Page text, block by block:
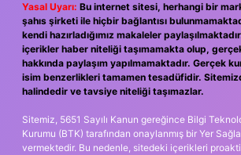
Yasal Uyarı: Bu internet sitesi, herhangi bir
şahıs şirketi ile hiçbir bağlantısı
kendi hazırladığımız makaleler
içerikler haber niteliği taşımamakta olup,
hakkında paylaşım yapılmamaktadır. Gerçek
isim benzerlikleri tamamen tesadüfidir.
halindedir ve tavsiye niteliği taşımazlar.
Sitemiz, 5651 Sayılı Kanun gereğince Bilgi
Kurumu (BTK) tarafından onaylanmış bir Yer
vermektedir. Bu nedenle, sitedeki içerikleri